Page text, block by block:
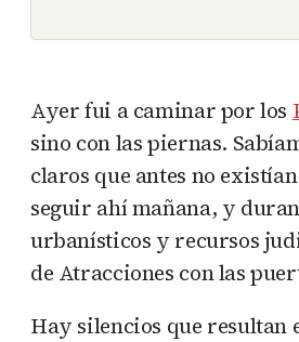
Ayer fui a caminar por los
sino con las piernas.
claros que antes no
seguir ahí mañana, y
urbanísticos y recursos
de Atracciones con las
Hay silencios que resultan